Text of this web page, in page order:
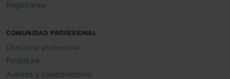
Registrarse
COMUNIDAD PROFESIONAL
Directorio profesional
PsiquiLink
Autores y colaboradores